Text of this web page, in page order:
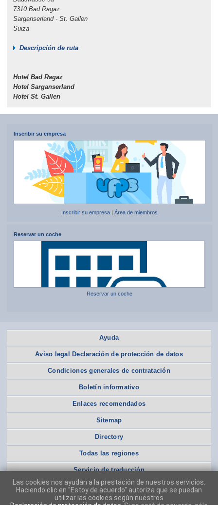
7310 Bad Ragaz
Sarganserland - St. Gallen
Suiza
Descripción de ruta
Hotel Bad Ragaz
Hotel Sarganserland
Hotel St. Gallen
Inscribir su empresa
Inscribir su empresa| Área de miembros
Reservar un coche
Reservar un coche
Ayuda
Aviso legal Declaración de protección de datos
Condiciones generales de contratación
Boletín informativo
Enlaces recomendados
Sitemap
Directory
Todas las regiones
Servicio de traducción
Las cookies nos ayudan a la prestación de nuestros servicios.
Haciendo clic en "Estoy de acuerdo" autoriza que se puedan
utilizar las cookies según nuestros